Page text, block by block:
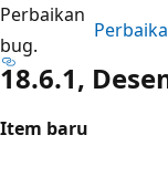
Perbaikan
bug.
18.6.1,
Item baru